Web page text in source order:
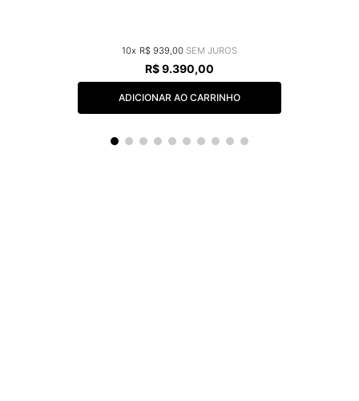
10 R$ 939,00
R$9.390,00
ADICIONAR AO CARRINHO